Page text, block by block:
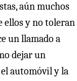
aún muchos
ellos y no toleran
un llamado a
dejar un
el automóvil y la